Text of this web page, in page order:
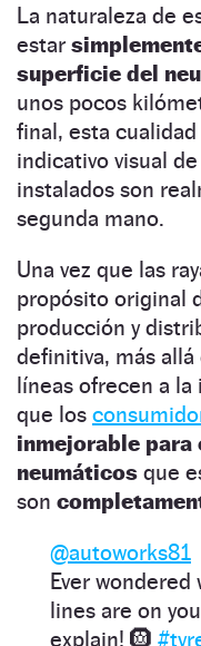
La naturaleza de
estar
superficie del
unos pocos
final, esta
indicativo visual
instalados son
segunda mano.
Una vez que las
propósito original
producción y
definitiva, más
líneas ofrecen a
que los
inmejorable para
neumáticos que
son
@autoworks81
Ever
lines are on
explain! 🛞